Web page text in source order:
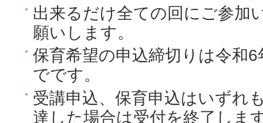
出来るだけ全ての回にご参加
願いします。
保育希望の申込締切りは令和
でです。
受講申込、保育申込はいずれ
達した場合は受付を終了しま